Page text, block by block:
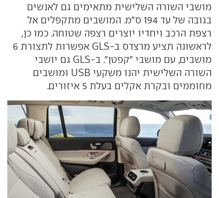
מושבי השורה השלישית מתאימים גם לאנשים
בגובה של עד 194 ס"מ. המושבים מתקפלים אל
רצפת הרכב ויחדיו יוצרים רצפה שטוחה. כמו כן,
לראשונה תציע מרצדס ב-GLS אפשרות לתצורת 6
מושבים, עם מושבי "קפטן". ב-GLS גם יושבי
השורה השלישית יהנו משקעי USB ומושבים
מחוממים ובקרת אקלים בעלת 5 איזורים.